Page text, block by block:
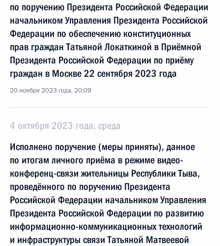
по поручению Президента Российской Федерации
начальником Управления Президента Российской
Федерации по обеспечению конституционных
прав граждан Татьяной Локаткиной в Приёмной
Президента Российской Федерации по приёму
граждан в Москве 22 сентября 2023 года
20 ноября 2023 года, 20:09
4 октября 2023 года, среда
Исполнено поручение (меры приняты), данное
по итогам личного приёма в режиме видео-
конференц-связи жительницы Республики Тыва,
проведённого по поручению Президента
Российской Федерации начальником Управления
Президента Российской Федерации по развитию
информационно-коммуникационных технологий
и инфраструктуры связи Татьяной Матвеевой